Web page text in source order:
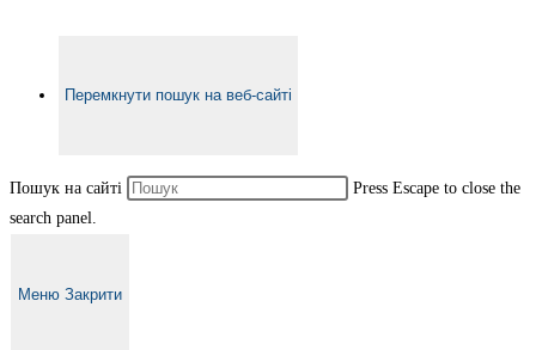
Перемкнути пошук на веб-сайті
Пошук на сайті
Press Escape to close the
search panel.
Меню Закрити